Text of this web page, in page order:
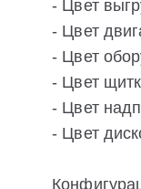
- Цвет
- Цвет
- Цвет
- Цвет
- Цвет
- Цвет